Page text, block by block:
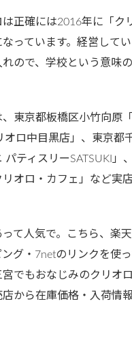
正確には2016年に「ク
っています。経営して
ので、学校という意味
東京都板橋区小竹向原
オロ中目黒店」、東京都
ティスリーSATSUKI」
オロ・カフェ」など実
て人気で。こちら、楽
ング・7netのリンクを使
でもおなじみのクリオ
から在庫価格・入荷情